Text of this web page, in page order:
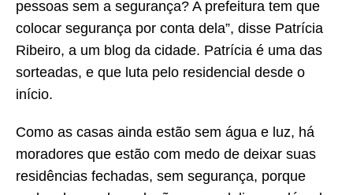
pessoas sem a segurança? A prefeitura tem que
colocar segurança por conta dela”, disse Patrícia
Ribeiro, a um blog da cidade. Patrícia é uma das
sorteadas, e que luta pelo residencial desde o
início.
Como as casas ainda estão sem água e luz, há
moradores que estão com medo de deixar suas
residências fechadas, sem segurança, porque